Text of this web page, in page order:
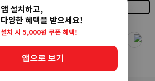
심시간 12:00 – 13:00)
앱 설치하고,
다양한 혜택을 받으세요!
설치 시 5,000원 쿠폰 혜택!
앱으로 보기